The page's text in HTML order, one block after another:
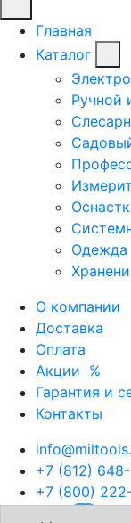
Главная
Каталог
Ручной
Одежда
О компании
Доставка
Оплата
Акции %
Гарантия и
Контакты
+7 (812)
+7 (800)